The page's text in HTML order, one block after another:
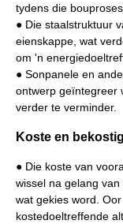
tydens die
● Die staalstruktuur
eienskappe, wat
om 'n
● Sonpanele en
ontwerp geïntegreer
verder te verminder.
Koste en
● Die koste van
wissel na gelang
wat gekies word.
kostedoeltreffende